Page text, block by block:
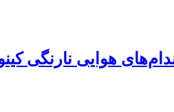
هوایی نارنگی